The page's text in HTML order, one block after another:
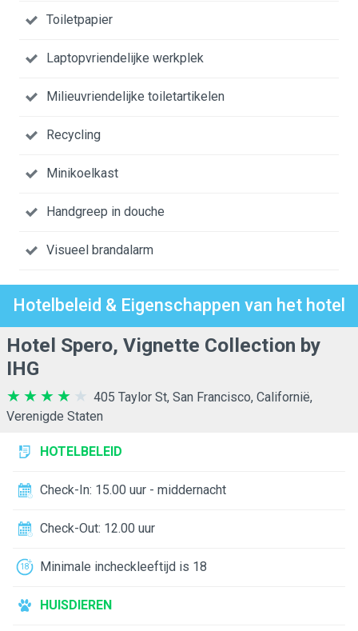
Toiletpapier
Laptopvriendelijke werkplek
Milieuvriendelijke toiletartikelen
Recycling
Minikoelkast
Handgreep in douche
Visueel brandalarm
Hotelbeleid & Eigenschappen van het hotel
Hotel Spero, Vignette Collection by
IHG
405 Taylor St, San Francisco, Californië,
Verenigde Staten
HOTELBELEID
Check-In: 15.00 uur - middernacht
Check-Out: 12.00 uur
Minimale incheckleeftijd is 18
HUISDIEREN